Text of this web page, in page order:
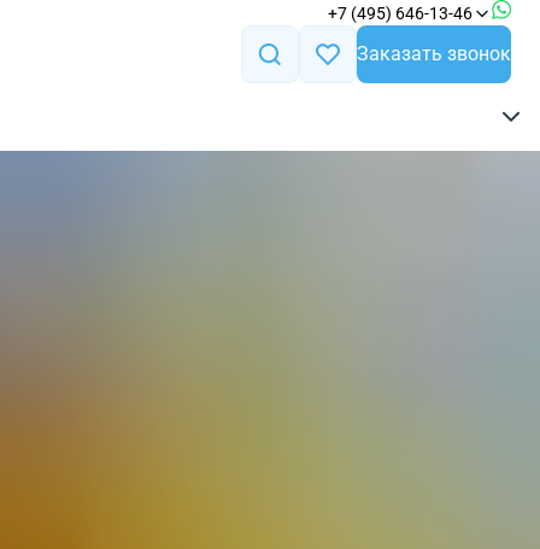
+7 (495) 646-13-46
Заказать звонок